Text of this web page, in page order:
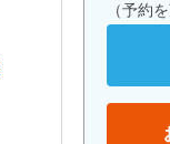
（予約